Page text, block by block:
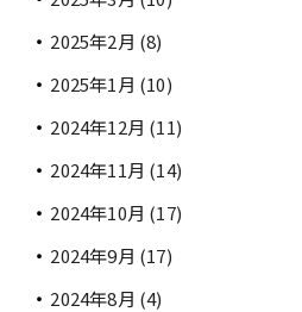
2025年2月 (8)
2025年1月 (10)
2024年12月 (11)
2024年11月 (14)
2024年10月 (17)
2024年9月 (17)
2024年8月 (4)